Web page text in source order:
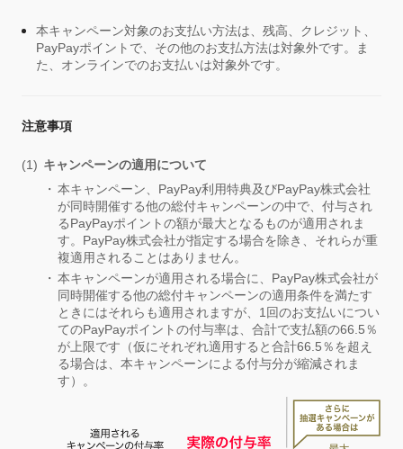
本キャンペーン対象のお支払い方法は、残高、クレジット、
PayPayポイントで、その他のお支払方法は対象外です。ま
た、オンラインでのお支払いは対象外です。
注意事項
キャンペーンの適用について
本キャンペーン、PayPay利用特典及びPayPay株式会社
が同時開催する他の総付キャンペーンの中で、付与され
るPayPayポイントの額が最大となるものが適用されま
す。PayPay株式会社が指定する場合を除き、それらが重
複適用されることはありません。
本キャンペーンが適用される場合に、PayPay株式会社が
同時開催する他の総付キャンペーンの適用条件を満たす
ときにはそれらも適用されますが、1回のお支払いについ
てのPayPayポイントの付与率は、合計で支払額の66.5％
が上限です（仮にそれぞれ適用すると合計66.5％を超え
る場合は、本キャンペーンによる付与分が縮減されま
す）。